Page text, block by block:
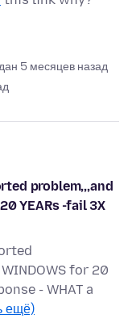
5 месяцев назад
problem,,,and
YEARs -fail 3X
for 20
- WHAT a
ещё)